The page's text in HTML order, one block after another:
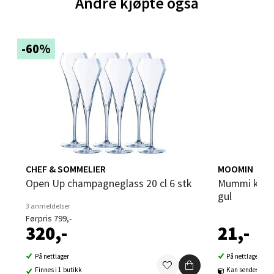
-60%
CHEF & SOMMELIER
Open Up champagneglass 20 cl 6 stk
3 anmeldelser
Førpris 799,-
320,-
På nettlager
Finnes i 1 butikk
MOOMIN
Mummi kort dobbelt Tenker på deg
gul
21,-
På nettlager
Kan sendes til
Brodtkorbsgate 7, 1338 Sandvika
Åpent i dag 09-19
0 i butikk
Bergen - Thon Senter Sartor
Sartorvegen 12, 5353 Straume
Åpent i dag 10-18
0 i butikk